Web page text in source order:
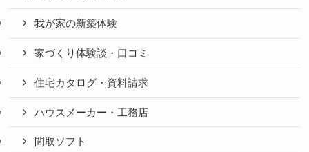
我が家の新築体験
家づくり体験談・口コミ
住宅カタログ・資料請求
ハウスメーカー・工務店
間取ソフト